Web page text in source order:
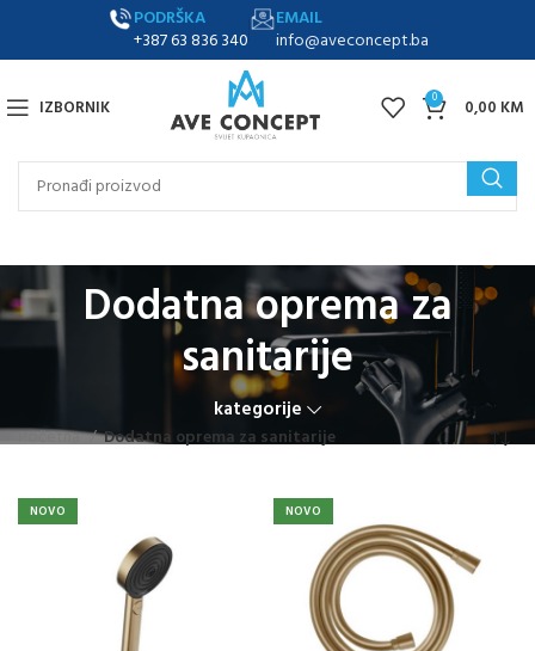
PODRŠKA
+387 63 836 340
EMAIL
info@aveconcept.ba
IZBORNIK 0 0,00 KM
Dodatna oprema za
sanitarije
kategorije
Početna Dodatna oprema za sanitarije
NOVO NOVO